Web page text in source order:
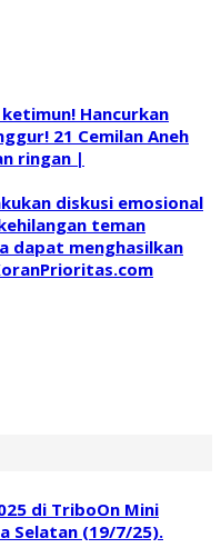
Hancurkan
21 Cemilan Aneh
ringan |
diskusi emosional
teman
dapat menghasilkan